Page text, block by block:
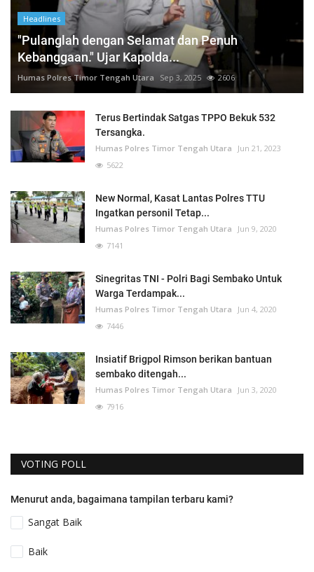
Headlines
"Pulanglah dengan Selamat dan Penuh
Kebanggaan." Ujar Kapolda...
Humas Polres Timor Tengah Utara Sep 3, 2025 2606
Terus Bertindak Satgas TPPO Bekuk 532
Tersangka.
Humas Polres Timor Tengah Utara
Jun 21, 2023
5622
New Normal, Kasat Lantas Polres TTU
Ingatkan personil Tetap...
Humas Polres Timor Tengah Utara
Jun 9, 2020
7141
Sinegritas TNI - Polri Bagi Sembako Untuk
Warga Terdampak...
Humas Polres Timor Tengah Utara
Jun 4, 2020
7446
Insiatif Brigpol Rimson berikan bantuan
sembako ditengah...
Humas Polres Timor Tengah Utara
Jun 3, 2020
7916
VOTING POLL
Menurut anda, bagaimana tampilan terbaru kami?
Sangat Baik
Baik